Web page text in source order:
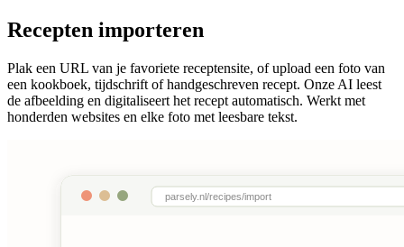
Recepten importeren
Plak een URL van je favoriete receptensite, of upload een foto van
een kookboek, tijdschrift of handgeschreven recept. Onze AI leest
de afbeelding en digitaliseert het recept automatisch. Werkt met
honderden websites en elke foto met leesbare tekst.